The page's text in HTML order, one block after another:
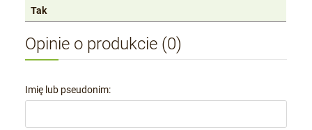
Tak
Opinie o produkcie (0)
Imię lub pseudonim: